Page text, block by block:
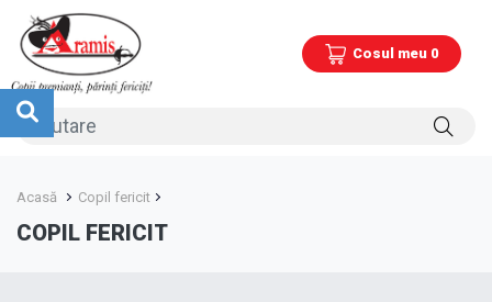
Cosul meu 0
Acasă Copil fericit
COPIL FERICIT